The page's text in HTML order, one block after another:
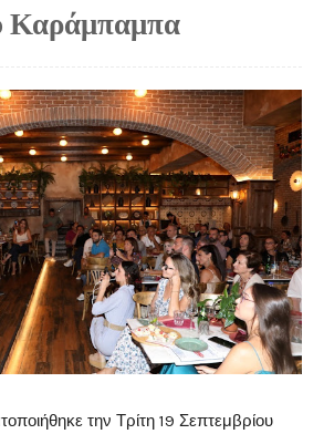
Καράμπαμπα
την Τρίτη 19 Σεπτεμβρίου